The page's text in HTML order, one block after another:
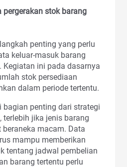
pergerakan stok barang
penting yang perlu
keluar-masuk barang
ini pada dasarnya
stok persediaan
dalam periode tertentu.
bagian penting dari strategi
terlebih jika jenis barang
macam. Data
mampu memberikan
tentang jadwal pembelian
barang tertentu perlu